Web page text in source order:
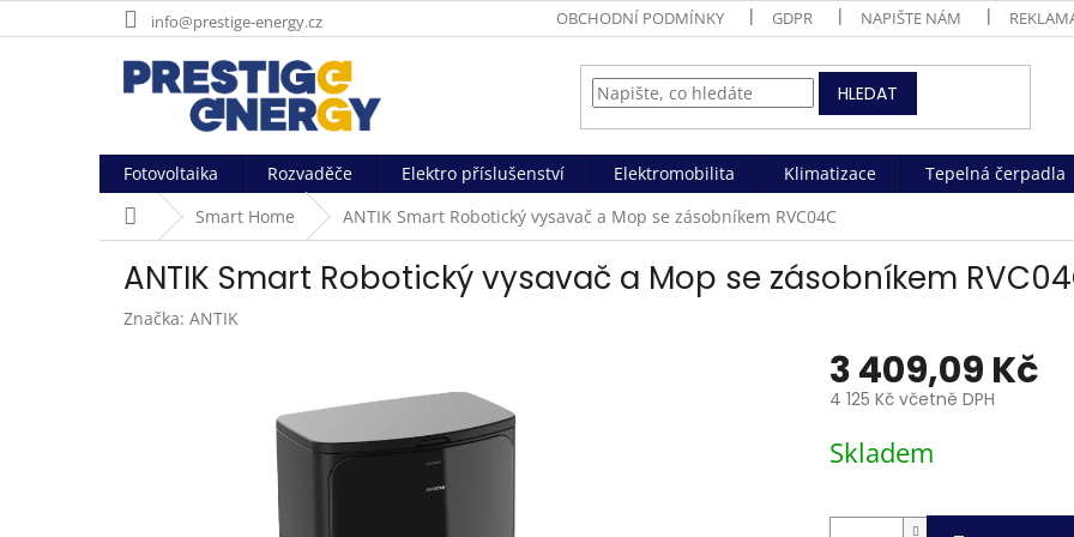
na
info@prestige-energy.cz OBCHODNÍ PODMÍNKY GDPR NAPIŠTE NÁM
HLEDAT
Fotovoltaika Rozvaděče Elektro příslušenství Elektromobilita Klimatizace Tepelná čerpadla
Domů Smart Home ANTIK Smart Robotický vysavač a Mop se zásobníkem RVC04C
ANTIK Smart Robotický vysavač a Mop se zásobníkem
Značka: ANTIK
3 409,09 Kč
4 125 Kč včetně DPH
cena:
Skladem